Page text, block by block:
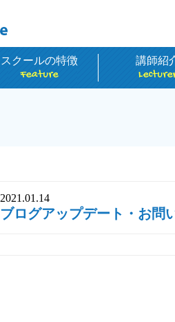
スクールの特徴
Feature
講師紹
2021.01.14
ブログアップデート・お問